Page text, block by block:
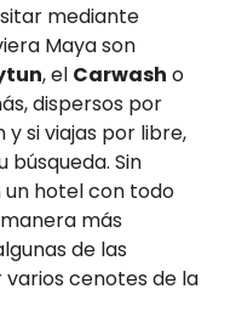
mediante
Maya son
, el Carwash o
dispersos por
y si viajas por libre,
búsqueda. Sin
un hotel con todo
más
de las
cenotes de la